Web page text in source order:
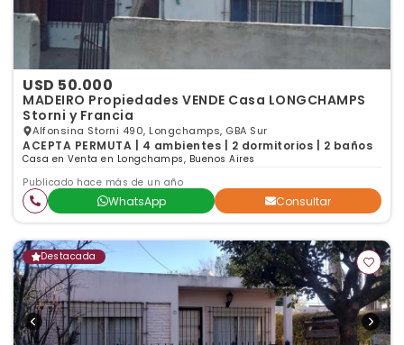
USD 50.000
MADEIRO Propiedades VENDE Casa LONGCHAMPS
Storni y Francia
Alfonsina Storni 490, Longchamps, GBA Sur
ACEPTA PERMUTA | 4 ambientes | 2 dormitorios | 2 baños
Casa en Venta en Longchamps, Buenos Aires
Publicado hace más de un año
WhatsApp Consultar
Destacada